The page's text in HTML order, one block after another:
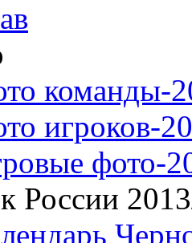
команды-
игроков-
фото-
России